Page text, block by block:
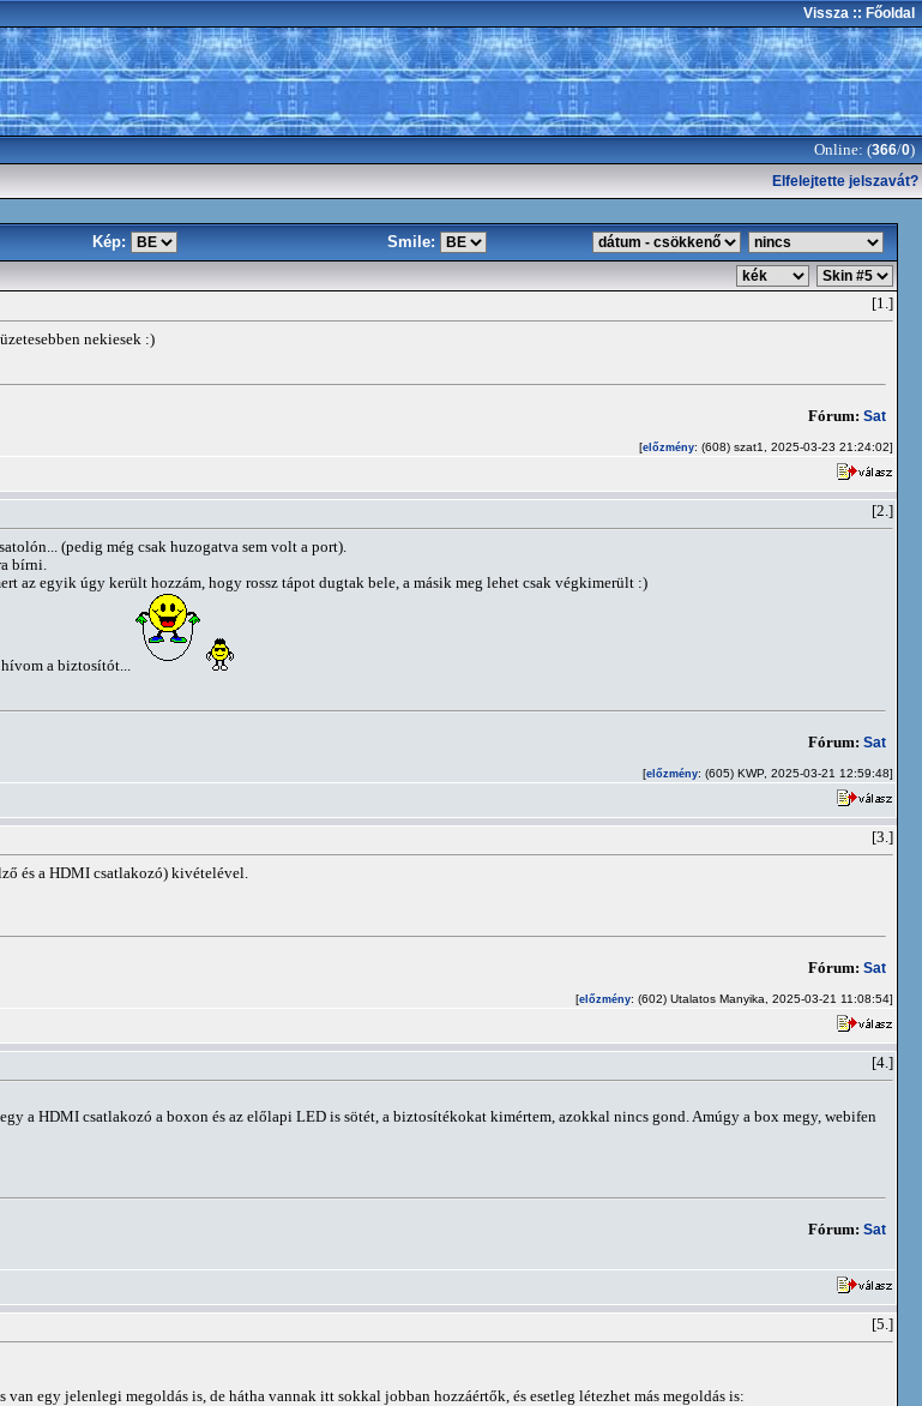
Vissza :: Főoldal
Online: (366/0)
Elfelejtette jelszavát?
Kép: Smile:
[1.]
nekiesek :)
Fórum: Sat
[előzmény: (608) szat1, 2025-03-23 21:24:02]
[2.]
(pedig még csak huzogatva sem volt a port).
bírni.
az egyik úgy került hozzám, hogy rossz tápot dugtak bele, a másik meg lehet csak végkimerült :)
a biztosítót...
Fórum: Sat
[előzmény: (605) KWP, 2025-03-21 12:59:48]
[3.]
és a HDMI csatlakozó) kivételével.
Fórum: Sat
[előzmény: (602) Utalatos Manyika, 2025-03-21 11:08:54]
[4.]
a HDMI csatlakozó a boxon és az előlapi LED is sötét, a biztosítékokat kimértem, azokkal nincs gond. Amúgy a box megy, webifen
Fórum: Sat
[5.]
egy jelenlegi megoldás is, de hátha vannak itt sokkal jobban hozzáértők, és esetleg létezhet más megoldás is: